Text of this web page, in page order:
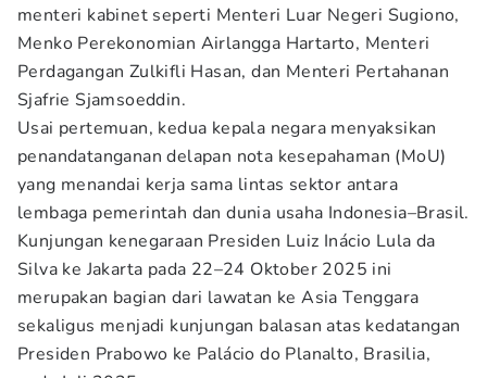
menteri kabinet seperti Menteri Luar Negeri Sugiono,
Menko Perekonomian Airlangga Hartarto, Menteri
Perdagangan Zulkifli Hasan, dan Menteri Pertahanan
Sjafrie Sjamsoeddin.
Usai pertemuan, kedua kepala negara menyaksikan
penandatanganan delapan nota kesepahaman (MoU)
yang menandai kerja sama lintas sektor antara
lembaga pemerintah dan dunia usaha Indonesia–Brasil.
Kunjungan kenegaraan Presiden Luiz Inácio Lula da
Silva ke Jakarta pada 22–24 Oktober 2025 ini
merupakan bagian dari lawatan ke Asia Tenggara
sekaligus menjadi kunjungan balasan atas kedatangan
Presiden Prabowo ke Palácio do Planalto, Brasilia,